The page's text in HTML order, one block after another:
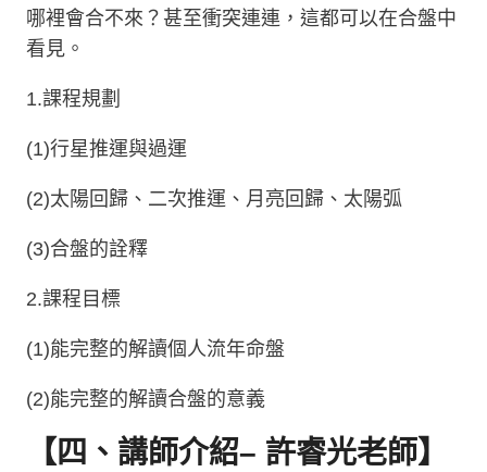
哪裡會合不來？甚至衝突連連，這都可以在合盤中
看見。
1.課程規劃
(1)行星推運與過運
(2)太陽回歸、二次推運、月亮回歸、太陽弧
(3)合盤的詮釋
2.課程目標
(1)能完整的解讀個人流年命盤
(2)能完整的解讀合盤的意義
【四、講師介紹– 許睿光老師】